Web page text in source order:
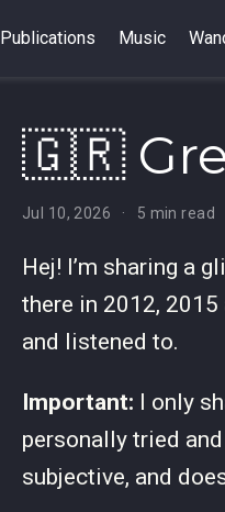
Publications Music
🇬🇷
Jul 10, 2026 5 min read
Hej! I’m sharing a
there in 2012,
and listened to.
Important: I only
personally tried
subjective, and